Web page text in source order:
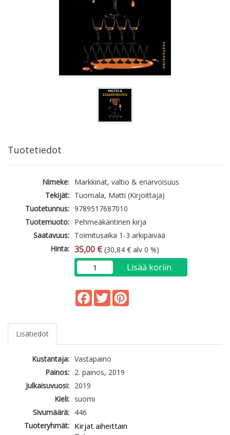
Tuotetiedot
Nimeke: Markkinat, valtio & eriarvoisuus
Tekijät: Tuomala, Matti (Kirjoittaja)
Tuotetunnus: 9789517687010
Tuotemuoto: Pehmeäkantinen kirja
Saatavuus: Toimitusaika 1-3 arkipäivää
Hinta: 35,00 € (30,84 € alv 0 %)
Lisää koriin
Facebook
Twitter
Lisätiedot
Kustantaja: Vastapaino
Painos: 2. painos, 2019
Julkaisuvuosi: 2019
Kieli: suomi
Sivumäärä: 446
Tuoteryhmät: Kirjat aiheittain